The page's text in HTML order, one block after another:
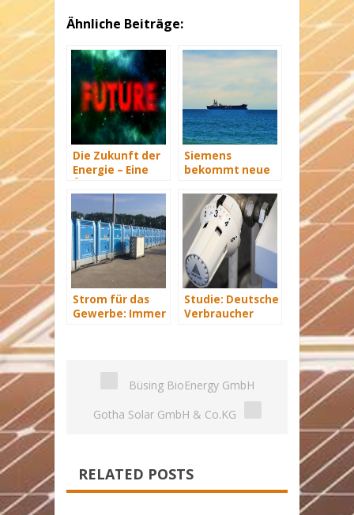
Ähnliche Beiträge:
Die Zukunft der
Energie – Eine
Siemens
bekommt neue
Schiffe
Strom für das
Gewerbe: Immer
Studie: Deutsche
Verbraucher
Büsing BioEnergy GmbH
Gotha Solar GmbH & Co.KG
RELATED POSTS